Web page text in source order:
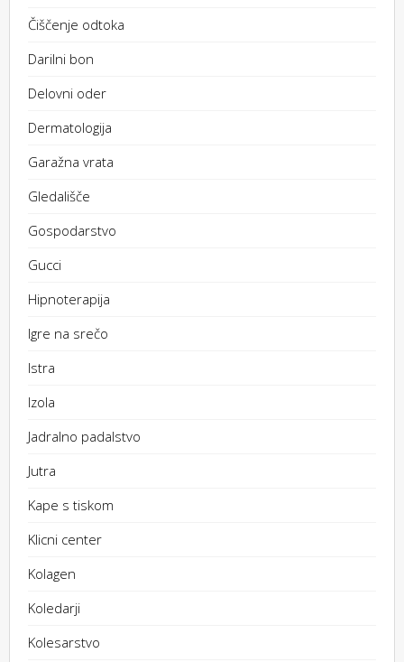
Čiščenje odtoka
Darilni bon
Delovni oder
Dermatologija
Garažna vrata
Gledališče
Gospodarstvo
Gucci
Hipnoterapija
Igre na srečo
Istra
Izola
Jadralno padalstvo
Jutra
Kape s tiskom
Klicni center
Kolagen
Koledarji
Kolesarstvo